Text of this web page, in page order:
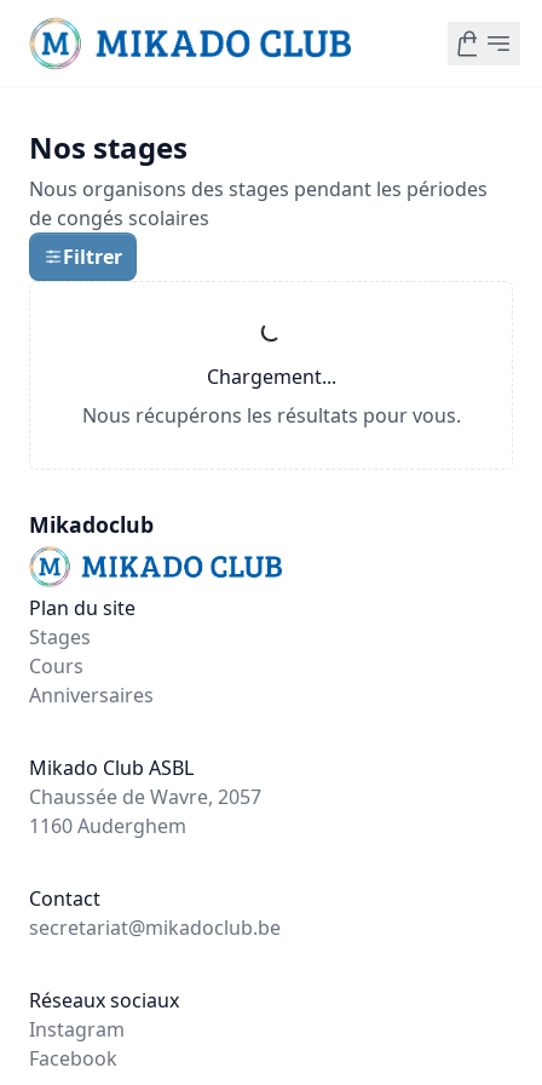
Nos stages
Nous organisons des stages pendant les périodes
de congés scolaires
Filtrer
Chargement...
Nous récupérons les résultats pour vous.
Mikadoclub
Plan du site
Stages
Cours
Anniversaires
Mikado Club ASBL
Chaussée de Wavre, 2057
1160 Auderghem
Contact
secretariat@mikadoclub.be
Réseaux sociaux
Instagram
Facebook